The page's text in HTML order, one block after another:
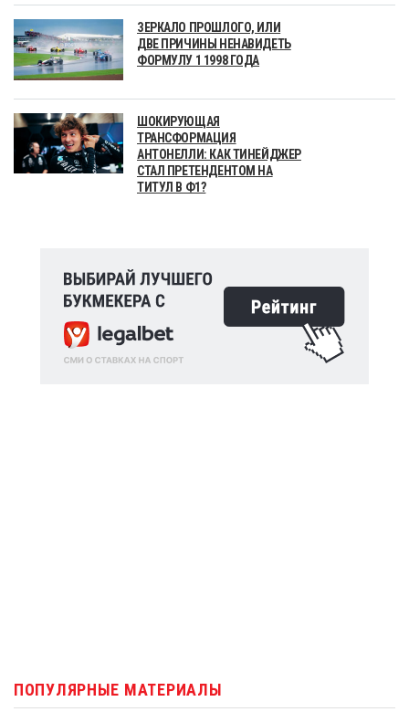
ЗЕРКАЛО ПРОШЛОГО, ИЛИ
ДВЕ ПРИЧИНЫ НЕНАВИДЕТЬ
ФОРМУЛУ 1 1998 ГОДА
ШОКИРУЮЩАЯ
ТРАНСФОРМАЦИЯ
АНТОНЕЛЛИ: КАК ТИНЕЙДЖЕР
СТАЛ ПРЕТЕНДЕНТОМ НА
ТИТУЛ В Ф1?
ПОПУЛЯРНЫЕ МАТЕРИАЛЫ